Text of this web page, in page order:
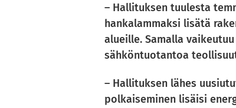
– Hallituksen tuulesta
hankalammaksi lisätä
alueille. Samalla
sähköntuotantoa
– Hallituksen lähes
polkaiseminen lisäisi